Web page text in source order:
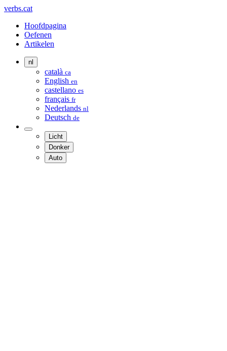
verbs.cat
Hoofdpagina
Oefenen
Artikelen
nl
català ca
English en
castellano es
français fr
Nederlands nl
Deutsch de
Licht
Donker
Auto